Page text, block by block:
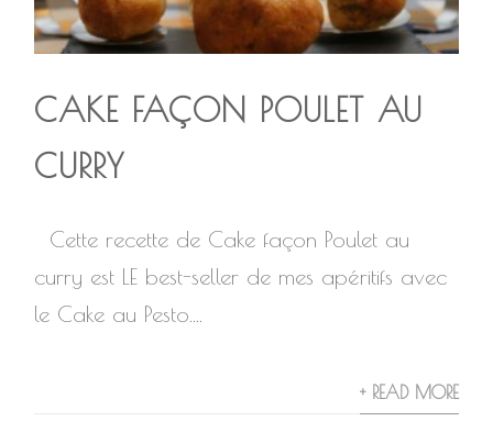
CAKE FAÇON POULET AU
CURRY
Cette recette de Cake façon Poulet au
curry est LE best-seller de mes apéritifs avec
le Cake au Pesto....
+ READ MORE